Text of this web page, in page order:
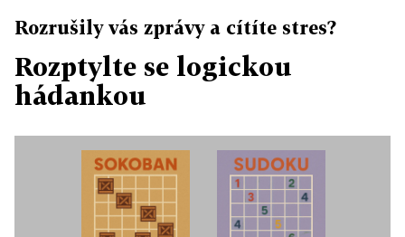
Rozrušily vás zprávy a cítíte stres?
Rozptylte se logickou
hádankou